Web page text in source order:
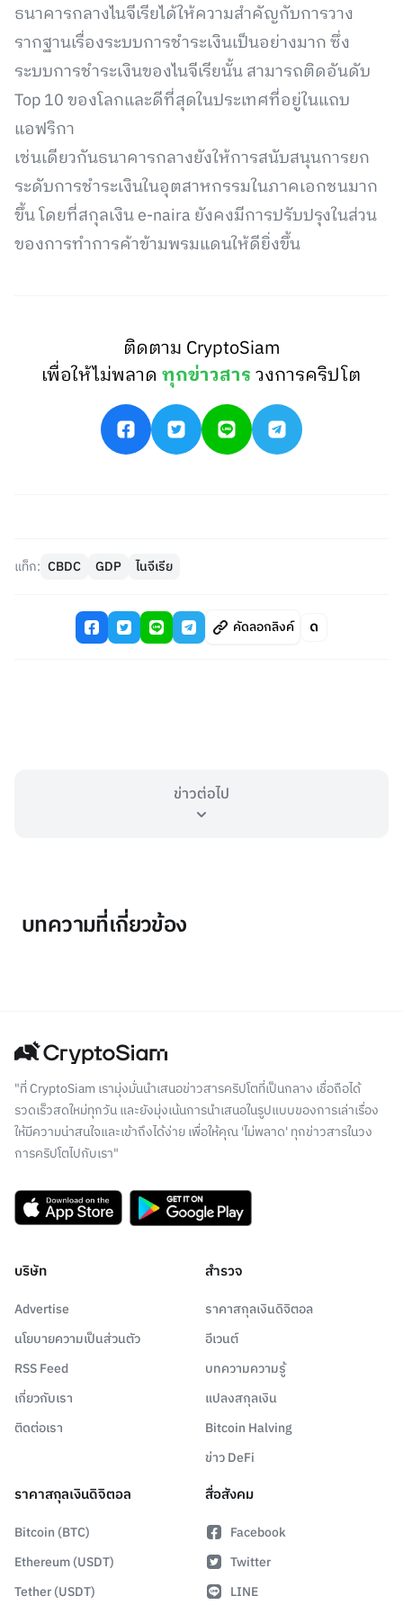
ธนาคารกลางไนจีเรียได้ให้ความสำคัญกับการวาง
รากฐานเรื่องระบบการชำระเงินเป็นอย่างมาก ซึ่ง
ระบบการชำระเงินของไนจีเรียนั้น สามารถติดอันดับ
Top 10 ของโลกและดีที่สุดในประเทศที่อยู่ในแถบ
แอฟริกา
เช่นเดียวกันธนาคารกลางยังให้การสนับสนุนการยก
ระดับการชำระเงินในอุตสาหกรรมในภาคเอกชนมาก
ขึ้น โดยที่สกุลเงิน e-naira ยังคงมีการปรับปรุงในส่วน
ของการทำการค้าข้ามพรมแดนให้ดียิ่งขึ้น
ติดตาม CryptoSiam
เพื่อให้ไม่พลาดทุกข่าวสารวงการคริปโต
แท็ก: CBDC GDP ไนจีเรีย
คัดลอกลิงค์
ข่าวต่อไป
บทความที่เกี่ยวข้อง
"ที่ CryptoSiam เรามุ่งมั่นนำเสนอข่าวสารคริปโตที่เป็นกลาง เชื่อถือได้
รวดเร็วสดใหม่ทุกวัน และยังมุ่งเน้นการนำเสนอในรูปแบบของการเล่าเรื่อง
ให้มีความน่าสนใจและเข้าถึงได้ง่าย เพื่อให้คุณ 'ไม่พลาด' ทุกข่าวสารในวง
การคริปโตไปกับเรา"
บริษัท
Advertise
นโยบายความเป็นส่วนตัว
RSS Feed
เกี่ยวกับเรา
ติดต่อเรา
สำรวจ
ราคาสกุลเงินดิจิตอล
อีเวนต์
บทความความรู้
แปลงสกุลเงิน
Bitcoin Halving
ข่าว DeFi
ราคาสกุลเงินดิจิตอล
Bitcoin (BTC)
Ethereum (USDT)
Tether (USDT)
สื่อสังคม
Facebook
Twitter
LINE